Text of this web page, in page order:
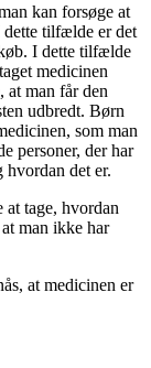
kan forsøge at
tilfælde er det
I dette tilfælde
medicinen
at man får den
udbredt. Børn
som man
personer, der har
hvordan det er.
at tage, hvordan
man ikke har
at medicinen er